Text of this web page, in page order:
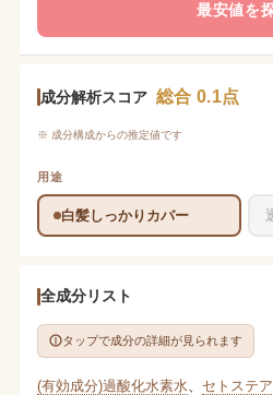
最安値を
成分解析スコア 総合 0.1点
※ 成分構成からの推定値です
用途
白髪しっかりカバー
全成分リスト
タップで成分の詳細が見られます
(有効成分)過酸化水素水 セトステ